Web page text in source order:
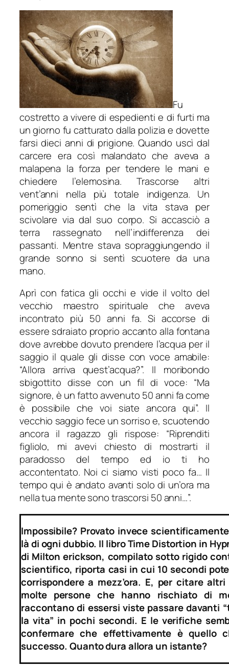
Fu
costretto a vivere di espedienti e di furti ma
un giorno fu catturato dalla polizia e dovette
farsi dieci anni di prigione. Quando uscì dal
carcere era così malandato che aveva a
malapena la forza per tendere le mani e
chiedere l’elemosina. Trascorse altri
vent’anni nella più totale indigenza. Un
pomeriggio sentì che la vita stava per
scivolare via dal suo corpo. Si accasciò a
terra rassegnato nell’indifferenza dei
passanti. Mentre stava sopraggiungendo il
grande sonno si sentì scuotere da una
mano.
Aprì con fatica gli occhi e vide il volto del
vecchio maestro spirituale che aveva
incontrato più 50 anni fa. Si accorse di
essere sdraiato proprio accanto alla fontana
dove avrebbe dovuto prendere l’acqua per il
saggio il quale gli disse con voce amabile:
“Allora arriva quest’acqua?”. Il moribondo
sbigottito disse con un fil di voce: “Ma
signore, è un fatto avvenuto 50 anni fa come
è possibile che voi siate ancora qui”. Il
vecchio saggio fece un sorriso e, scuotendo
ancora il ragazzo gli rispose: “Riprenditi
figliolo, mi avevi chiesto di mostrarti il
paradosso del tempo ed io ti ho
accontentato. Noi ci siamo visti poco fa… Il
tempo qui è andato avanti solo di un’ora ma
nella tua mente sono trascorsi 50 anni…”.
Impossibile? Provato invece
là di ogni dubbio. Il libro Time Distortion in
di Milton erickson, compilato sotto rigido
scientifico, riporta casi in cui 10 secondi
corrispondere a mezz’ora. E, per citare
molte persone che hanno rischiato di
raccontano di essersi viste passare davanti
la vita” in pochi secondi. E le verifiche
confermare che effettivamente è quello
successo. Quanto dura allora un istante?